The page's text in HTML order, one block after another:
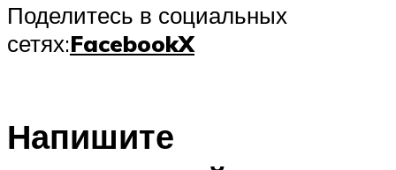
Поделитесь в социальных
сетях:FacebookX
Напишите